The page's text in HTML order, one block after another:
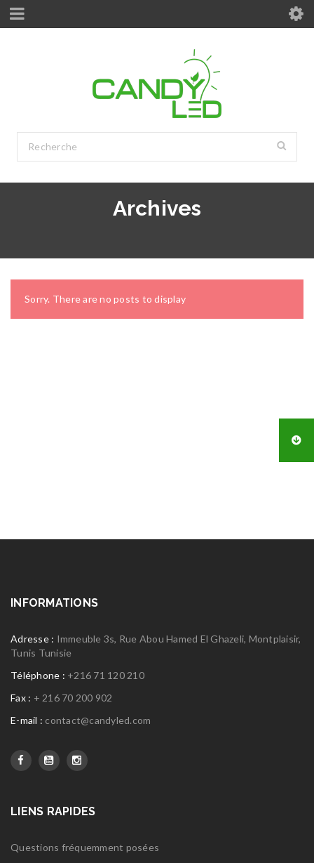
Archives
Sorry. There are no posts to display
INFORMATIONS
Adresse : Immeuble 3s, Rue Abou Hamed El Ghazeli, Montplaisir,
Tunis Tunisie
Téléphone : +216 71 120 210
Fax : + 216 70 200 902
E-mail : contact@candyled.com
LIENS RAPIDES
Questions fréquemment posées